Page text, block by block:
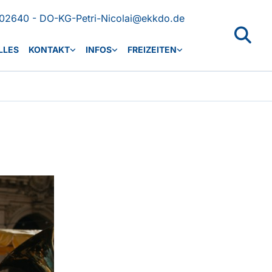
- DO-KG-Petri-Nicolai@ekkdo.de
KONTAKT INFOS FREIZEITEN